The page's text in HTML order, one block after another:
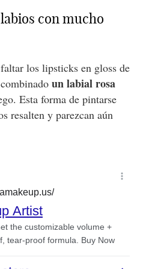
con mucho
los lipsticks en gloss de
un labial rosa
Esta forma de pintarse
resalten y parezcan aún